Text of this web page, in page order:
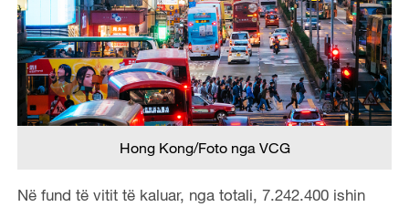
Hong Kong/Foto nga VCG
Në fund të vitit të kaluar, nga totali, 7.242.400 ishin